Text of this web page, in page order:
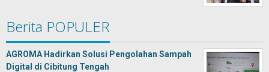
Berita POPULER
AGROMA Hadirkan Solusi Pengolahan Sampah
Digital di Cibitung Tengah